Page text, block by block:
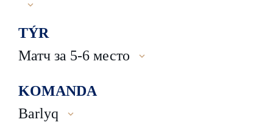
TÝR
Матч за 5-6 место
KOMANDA
Barlyq